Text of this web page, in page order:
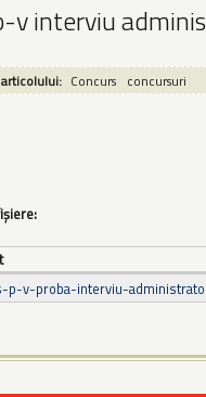
v interviu
Concurs concursuri
p-v-proba-interviu-